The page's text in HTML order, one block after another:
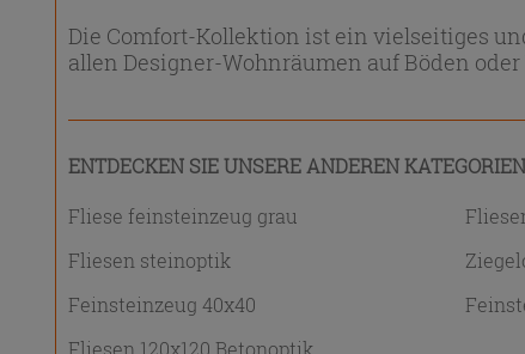
Die Comfort-Kollektion ist ein vielseitiges
allen Designer-Wohnräumen auf Böden
ENTDECKEN SIE UNSERE ANDEREN KATEGORIEN
Fliese feinsteinzeug grau
Fliesen steinoptik
Feinsteinzeug 40x40
Fliesen 120x120 Betonoptik